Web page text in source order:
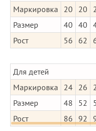
Маркировка
20 20
Размер
40 40
Рост
56 62
Для детей
Маркировка
24 26
Размер
48 52
Рост
86 92